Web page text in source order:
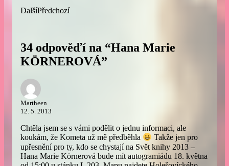
DalšíPředchozí
34 odpověďí na “Hana Marie
KÖRNEROVÁ”
Martheen
12. 5. 2013
Chtěla jsem se s vámi podělit o jednu informaci, ale
koukám, že Kometa už mě předběhla
Takže jen pro
upřesnění pro ty, kdo se chystají na Svět knihy 2013 –
Hana Marie Körnerová bude mít autogramiádu 18. května